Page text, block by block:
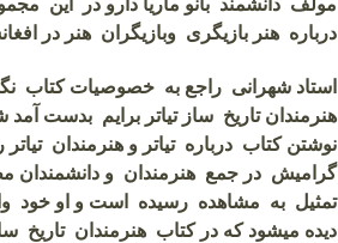
مولف دانشمند بانو ماریا دارو در این
درباره هنر بازیگری وبازیگران هنر در
استاد شهرانی راجع به خصوصیات کتاب
هنرمندان تاریخ ساز تیاتر برایم بدست
نوشتن کتاب درباره تیاتر و هنرمندان
گرامیش در جمع هنرمندان و
تمثیل به مشاهده رسیده است و او خود
دیده میشود که در کتاب هنرمندان تاریخ